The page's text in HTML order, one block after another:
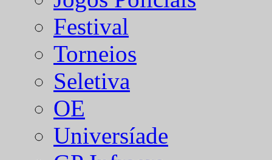
Festival
Torneios
Seletiva
OE
Universíade